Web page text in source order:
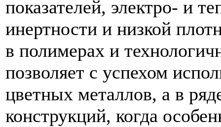
показателей, электро- и
инертности и низкой
в полимерах и
позволяет с успехом
цветных металлов, а в
конструкций, когда